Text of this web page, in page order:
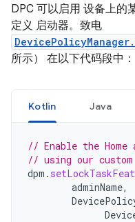
DPC 可以启用 设备上的
定义 启动器。致电
所示） 在以下代码段中：
Kotlin Java
// Enable the Home
// using our
dpm .
adminName,